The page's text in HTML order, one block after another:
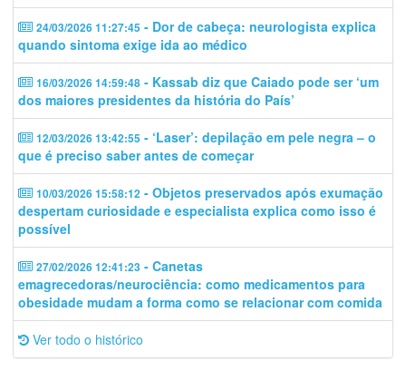
24/03/2026 11:27:45 - Dor de cabeça: neurologista explica
quando sintoma exige ida ao médico
16/03/2026 14:59:48 - Kassab diz que Caiado pode ser ‘um
dos maiores presidentes da história do País’
12/03/2026 13:42:55 - ‘Laser’: depilação em pele negra – o
que é preciso saber antes de começar
10/03/2026 15:58:12 - Objetos preservados após exumação
despertam curiosidade e especialista explica como isso é
possível
27/02/2026 12:41:23 - Canetas
emagrecedoras/neurociência: como medicamentos para
obesidade mudam a forma como se relacionar com comida
Ver todo o histórico